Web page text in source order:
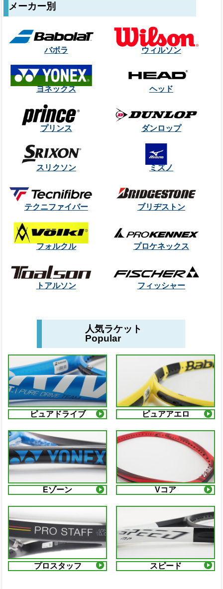
メーカー別
バボラ ウィルソン
ヨネックス ヘッド
プリンス ダンロップ
スリクソン ミズノ
テクニファイバー ブリヂストン
フォルクル プロケネックス
トアルソン フィッシャー
人気ラケット
Popular
ピュアドライブ ピュアアエロ
Eゾーン Vコア
プロスタッフ スピード